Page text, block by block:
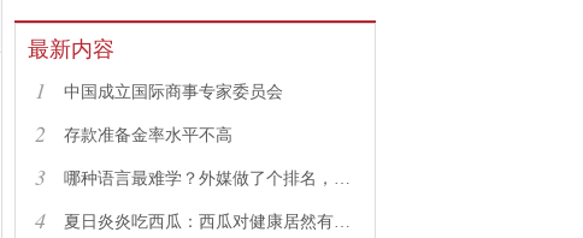
最新内容
1 中国成立国际商事专家委员会
2 存款准备金率水平不高
3 哪种语言最难学？外媒做了个排名，中文果然高居榜首
4 夏日炎炎吃西瓜：西瓜对健康居然有这么多好处！